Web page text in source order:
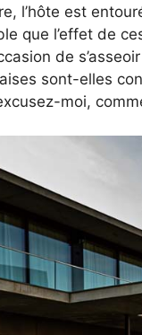
l’hôte est
que l’effet de
de
sont-elles
moi,